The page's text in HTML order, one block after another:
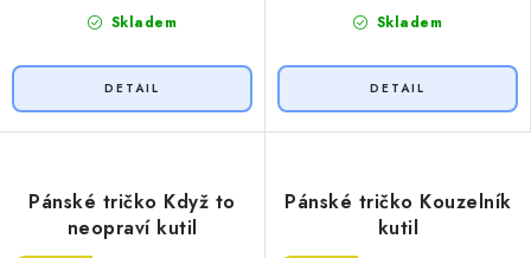
Skladem Skladem
Pánské tričko Když to
neopraví kutil
Pánské tričko Kouzelník
kutil